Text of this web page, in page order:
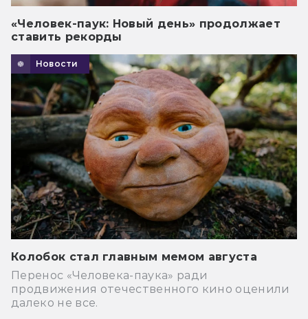
«Человек-паук: Новый день» продолжает
ставить рекорды
Новости
Колобок стал главным мемом августа
Перенос «Человека-паука» ради
продвижения отечественного кино оценили
далеко не все.